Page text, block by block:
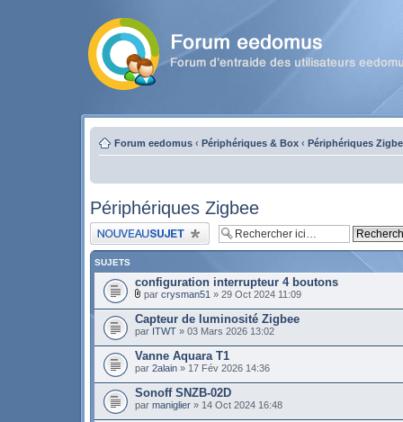
Forum eedomus ‹ Périphériques & Box ‹ Périphériques
Périphériques Zigbee
Publier un nouveau sujet
SUJETS
configuration interrupteur 4 boutons
par crysman51 » 29 Oct 2024 11:09
Capteur de luminosité Zigbee
par ITWT » 03 Mars 2026 13:02
Vanne Aquara T1
par 2alain » 17 Fév 2026 14:36
Sonoff SNZB-02D
par maniglier » 14 Oct 2024 16:48